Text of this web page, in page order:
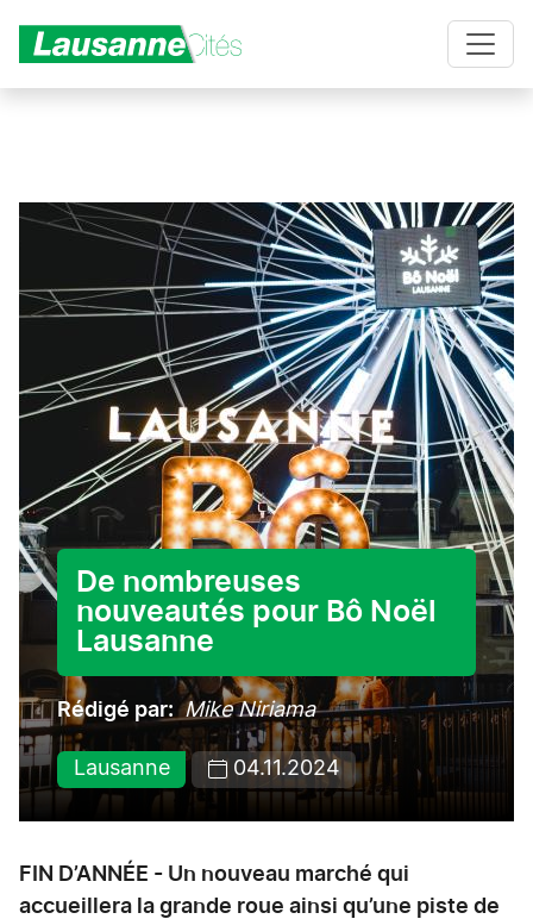
De nombreuses
nouveautés pour Bô Noël
Lausanne
Rédigé par Mike Niriama
Lausanne 04.11.2024
FIN D’ANNÉE - Un nouveau marché qui
accueillera la grande roue ainsi qu’une piste de